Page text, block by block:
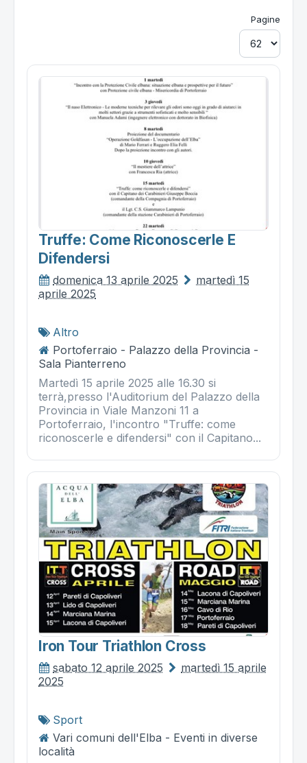
Pagine
Truffe: Come Riconoscerle E
Difendersi
domenica 13 aprile 2025
martedì 15
aprile 2025
Altro
Portoferraio - Palazzo della Provincia -
Sala Pianterreno
Martedì 15 aprile 2025 alle 16.30 si
terrà,presso l'Auditorium del Palazzo della
Provincia in Viale Manzoni 11 a
Portoferraio, l'incontro "Truffe: come
riconoscerle e difendersi" con il Capitano...
Iron Tour Triathlon Cross
sabato 12 aprile 2025
martedì 15 aprile
2025
Sport
Vari comuni dell'Elba - Eventi in diverse
località